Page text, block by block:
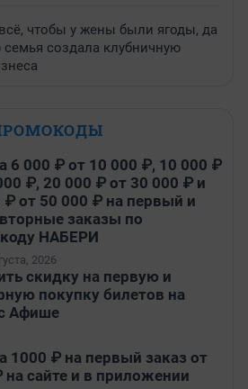
чтобы у жены были ягоды, да
создала клубничную
6 000 ₽ от 10 000 ₽, 10 000 ₽
₽, 20 000 ₽ от 30 000 ₽ и
₽ от 50 000 ₽ на первый и
заказы по
НАБЕРИ
2026
скидку на первую и
покупку билетов на
Афише
1000 ₽ на первый заказ от
на сайте и в приложении